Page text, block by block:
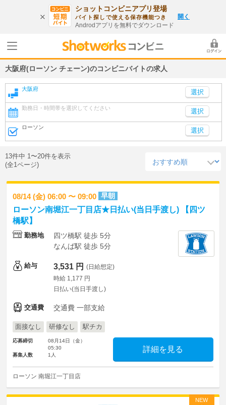
ショットコンビニアプリ登場
バイト探しで使える保存機能つき
Androdアプリを無料でダウンロード
開く
大阪府(ローソン チェーン)のコンビニバイトの求人
大阪府
勤務日・時間帯を選択してください 選択
ローソン 選択
13件中 1〜20件を表示
(全1ページ)
08/14 (金) 06:00 〜 09:00 早朝
ローソン南堀江一丁目店★日払い(当日手渡し) 【四ツ
橋駅】
勤務地
四ツ橋駅 徒歩 5分
なんば駅 徒歩 5分
給与 3,531 円 (日給想定)
時給 1,177 円
日払い(当日手渡し)
交通費 交通費 一部支給
面接なし 研修なし 駅チカ
応募締切
08月14日（金）
05:30
募集人数
1人
詳細を見る
ローソン 南堀江一丁目店
NEW